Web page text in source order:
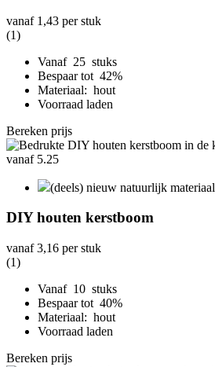
vanaf 1,43 per stuk
(1)
Vanaf 25 stuks
Bespaar tot 42%
Materiaal: hout
Voorraad laden
Bereken prijs
(deels) nieuw natuurlijk materiaal
DIY houten kerstboom
vanaf3,16 per stuk
(1)
Vanaf 10 stuks
Bespaar tot 40%
Materiaal: hout
Voorraad laden
Bereken prijs